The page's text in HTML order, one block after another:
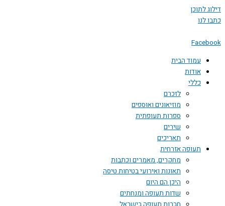
לתוכן
לנו
עמוד הבית
אודות
כללי
לזכרם
מוזיאונים ואוספים
ספרות תעופתית
שירים
תאריכים
תעופה אזרחית
מחקרים, מאמרים וכתבות
תאונות ואירועי בטיחות טיסה
היכן הם היום
שדות תעופה ומנחתים